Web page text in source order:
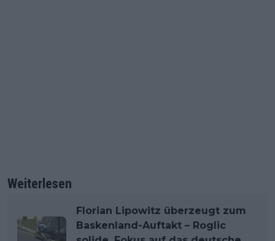
Weiterlesen
Florian Lipowitz überzeugt zum
Baskenland-Auftakt – Roglic